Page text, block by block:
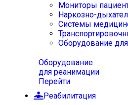
Мониторы
Наркозно-
Системы
Оборудование
Оборудование
для реанимации
Перейти
Реабилитация